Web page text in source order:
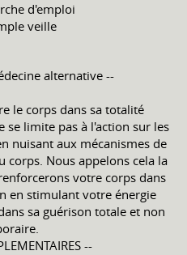
d'emploi
veille
alternative --
le corps dans sa totalité
se limite pas à l'action sur les
nuisant aux mécanismes de
corps. Nous appelons cela la
votre corps dans
en stimulant votre énergie
sa guérison totale et non
--